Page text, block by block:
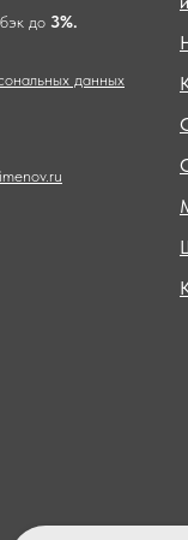
до 3%.
данных